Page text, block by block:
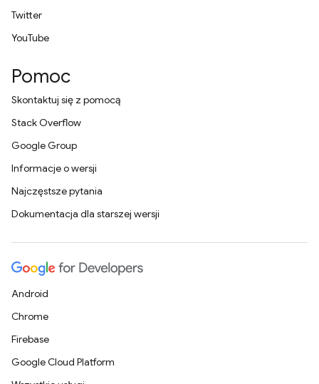
Twitter
YouTube
Pomoc
Skontaktuj się z pomocą
Stack Overflow
Google Group
Informacje o wersji
Najczęstsze pytania
Dokumentacja dla starszej wersji
Android
Chrome
Firebase
Google Cloud Platform